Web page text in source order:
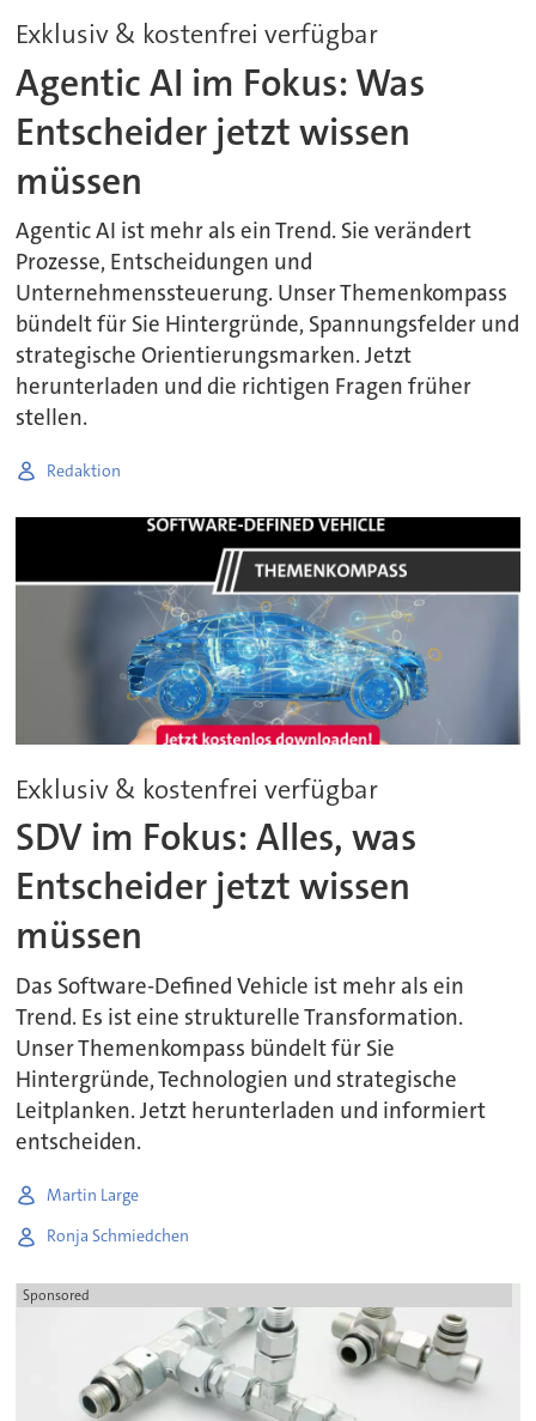
Exklusiv & kostenfrei verfügbar
Agentic AI im Fokus: Was
Entscheider jetzt wissen
müssen
Agentic AI ist mehr als ein Trend. Sie verändert
Prozesse, Entscheidungen und
Unternehmenssteuerung. Unser Themenkompass
bündelt für Sie Hintergründe, Spannungsfelder und
strategische Orientierungsmarken. Jetzt
herunterladen und die richtigen Fragen früher
stellen.
Redaktion
Exklusiv & kostenfrei verfügbar
SDV im Fokus: Alles, was
Entscheider jetzt wissen
müssen
Das Software-Defined Vehicle ist mehr als ein
Trend. Es ist eine strukturelle Transformation.
Unser Themenkompass bündelt für Sie
Hintergründe, Technologien und strategische
Leitplanken. Jetzt herunterladen und informiert
entscheiden.
Martin Large
Ronja Schmiedchen
Sponsored